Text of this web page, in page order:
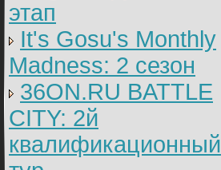
этап
It's Gosu's Monthly
Madness: 2 сезон
36ON.RU BATTLE
CITY: 2й
квалификационный